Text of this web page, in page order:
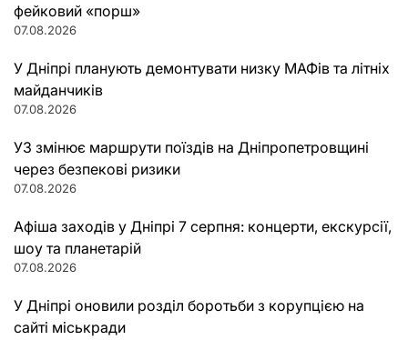
фейковий «порш»
07.08.2026
У Дніпрі планують демонтувати низку МАФів та літніх
майданчиків
07.08.2026
УЗ змінює маршрути поїздів на Дніпропетровщині
через безпекові ризики
07.08.2026
Афіша заходів у Дніпрі 7 серпня: концерти, екскурсії,
шоу та планетарій
07.08.2026
У Дніпрі оновили розділ боротьби з корупцією на
сайті міськради